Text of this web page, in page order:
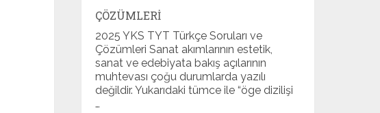
ÇÖZÜMLERI
2025 YKS TYT Türkçe Soruları ve
Çözümleri Sanat akımlarının estetik,
sanat ve edebiyata bakış açılarının
muhtevası çoğu durumlarda yazılı
değildir. Yukarıdaki tümce ile “öge dizilişi
…